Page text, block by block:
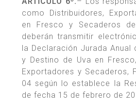
como Distribuidores,
en Fresco y Secaderos
deberán transmitir
la Declaración Jurada Anual
y Destino de Uva en
Exportadores y Secaderos,
04 según lo establece la
de fecha 15 de febrero de